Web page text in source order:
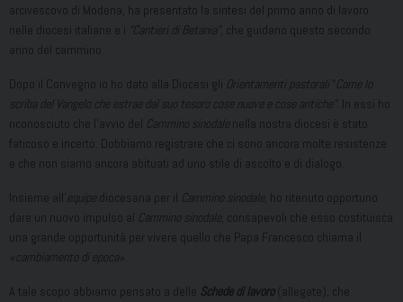
arcivescovo di Modena, ha presentato la sintesi del primo anno di lavoro
nelle diocesi italiane e i “Cantieri di Betania” , che guidano questo secondo
anno del cammino.
Dopo il Convegno io ho dato alla Diocesi gli Orientamenti pastorali “ Come lo
scriba del Vangelo che estrae dal suo tesoro cose nuove e cose antiche”
. In essi ho
riconosciuto che l’avvio del Cammino sinodale nella nostra diocesi è stato
faticoso e incerto. Dobbiamo registrare che ci sono ancora molte resistenze
e che non siamo ancora abituati ad uno stile di ascolto e di dialogo.
Insieme all’equipe diocesana per il Cammino sinodale , ho ritenuto opportuno
dare un nuovo impulso al Cammino sinodale , consapevoli che esso costituisca
una grande opportunità per vivere quello che Papa Francesco chiama il
«cambiamento di epoca»
A tale scopo abbiamo pensato a delle Schede di lavoro(allegate), che